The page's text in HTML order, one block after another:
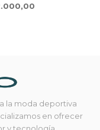
la moda deportiva
en ofrecer
y tecnología